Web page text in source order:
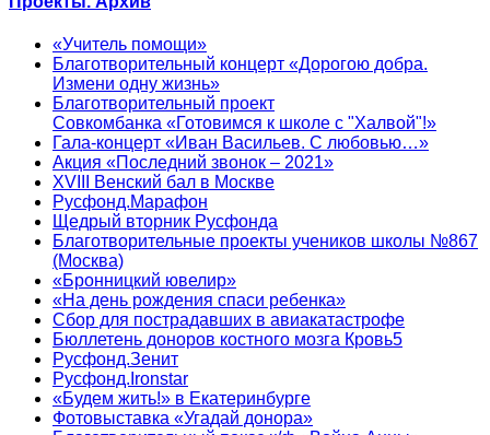
«Учитель помощи»
Благотворительный концерт «Дорогою добра.
Измени одну жизнь»
Благотворительный проект
Совкомбанка «Готовимся к школе с "Халвой"!»
Гала-концерт «Иван Васильев. С любовью…»
Акция «Последний звонок – 2021»
XVIII Венский бал в Москве
Русфонд.Марафон
Щедрый вторник Русфонда
Благотворительные проекты учеников школы №867
(Москва)
«Бронницкий ювелир»
«На день рождения спаси ребенка»
Сбор для пострадавших в авиакатастрофе
Бюллетень доноров костного мозга Кровь5
Русфонд.Зенит
Русфонд.Ironstar
«Будем жить!» в Екатеринбурге
Фотовыставка «Угадай донора»